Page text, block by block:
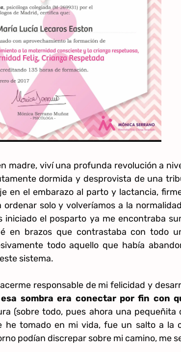
madre, viví una profunda revolución a
dormida y desprovista de una
en el embarazo al parto y lactancia,
ordenar solo y volveríamos a la
iniciado el posparto ya me encontraba
en brazos que contrastaba con todo
todo aquello que había
sistema.
responsable de mi felicidad y
sombra era conectar por fin con
(sobre todo, pues ahora una
he tomado en mi vida, fue un salto a la
podían discrepar sobre mi camino, me